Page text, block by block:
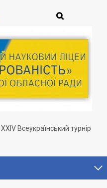
ХХІV Всеукраїнський турнір